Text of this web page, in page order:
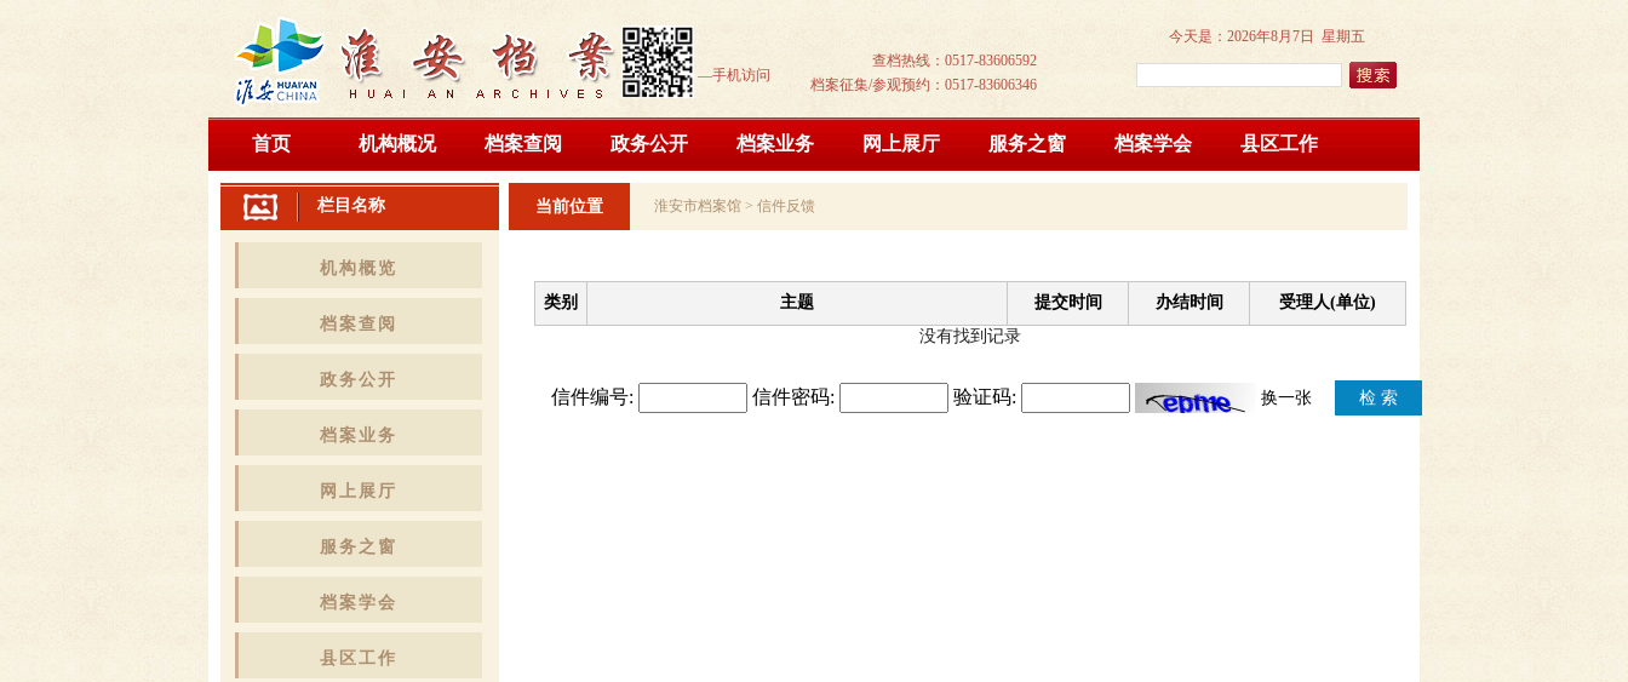
—手机访问
查档热线：0517-83606592
档案征集/参观预约：0517-83606346
今天是： 2026年8月7日 星期五
首页 机构概况 档案查阅 政务公开 档案业务 网上展厅 服务之窗 档案学会 县区工作
栏目名称
机构概览
档案查阅
政务公开
档案业务
网上展厅
服务之窗
档案学会
县区工作
当前位置 淮安市档案馆 > 信件反馈